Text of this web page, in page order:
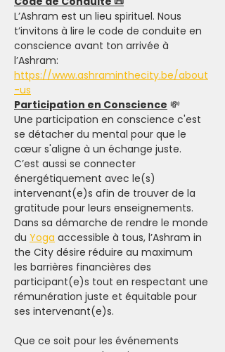
L’Ashram est un lieu spirituel. Nous
t’invitons à lire le code de conduite en
conscience avant ton arrivée à
l’Ashram:
https://www.ashraminthecity.be/about
-us
Participation en Conscience 💸
Une participation en conscience c'est
se détacher du mental pour que le
cœur s'aligne à un échange juste.
C’est aussi se connecter
énergétiquement avec le(s)
intervenant(e)s afin de trouver de la
gratitude pour leurs enseignements.
Dans sa démarche de rendre le monde
du Yoga accessible à tous, l’Ashram in
the City désire réduire au maximum
les barrières financières des
participant(e)s tout en respectant une
rémunération juste et équitable pour
ses intervenant(e)s.
Que ce soit pour les événements